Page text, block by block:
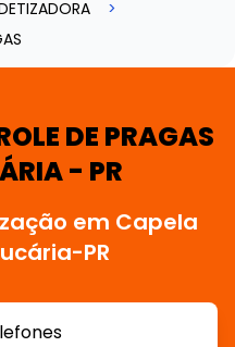
DE PRAGAS
- PR
em Capela
PR